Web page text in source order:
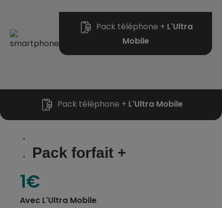
Assistance
Pack téléphone + L'Ultra
Mobile
Pack téléphone + L'Ultra Mobile
Pack forfait +
1€
Avec L'Ultra Mobile